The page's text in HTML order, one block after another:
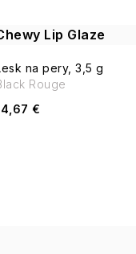
p
r
o
Lip Glaze
na pery, 3,5 g
€
Rouge